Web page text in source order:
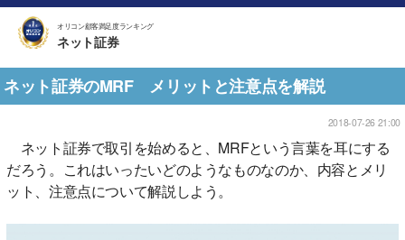
オリコン顧客満足度ランキング
ネット証券
ネット証券のMRF メリットと注意点を解説
2018-07-26 21:00
ネット証券で取引を始めると、MRFという言葉を耳にする
だろう。これはいったいどのようなものなのか、内容とメリ
ット、注意点について解説しよう。